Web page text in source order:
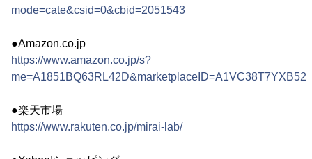
mode=cate&csid=0&cbid=2051543
●Amazon.co.jp
https://www.amazon.co.jp/s?
●楽天市場
https://www.rakuten.co.jp/mirai-lab/